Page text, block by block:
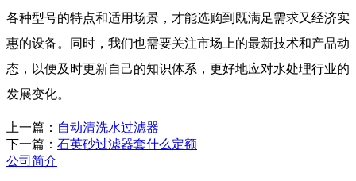
各种型号的特点和适用场景，才能选购到既满足需求又经济实
惠的设备。同时，我们也需要关注市场上的最新技术和产品动
态，以便及时更新自己的知识体系，更好地应对水处理行业的
发展变化。
上一篇： 自动清洗水过滤器
下一篇： 石英砂过滤器套什么定额
公司简介